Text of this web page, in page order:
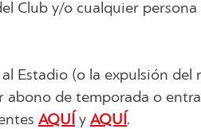
Club y/o cualquier
Estadio (o la expulsión
abono de temporada o
AQUÍ y AQUÍ.